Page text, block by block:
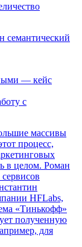
семантический
с
массивы
процесс,
в целом. Роман
HFLabs,
«Тинькофф»
полученную
для